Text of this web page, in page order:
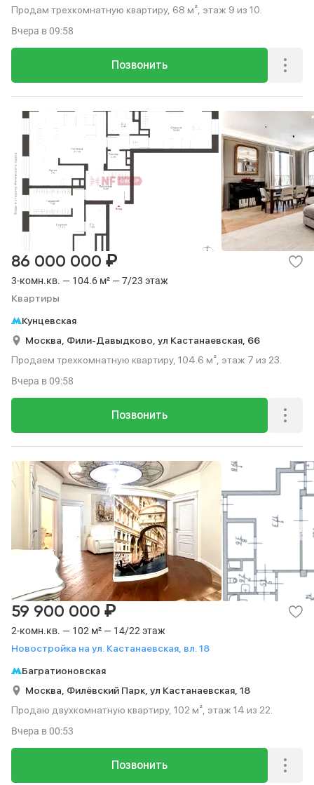
Продам трехкомнатную квартиру, 68 м², этаж 9 из 10.
Позвонить
Вчера в 09:58
3-комн.кв. — 104.6 м² — 7/23 этаж
Квартиры
86 000 000 ₽
Кунцевская
Москва, Фили-Давыдково, ул Кастанаевская, 66
Продаем трехкомнатную квартиру, 104.6 м², этаж 7 из 23.
Позвонить
Вчера в 09:58
2-комн.кв. — 102 м² — 14/22 этаж
Новостройка на ул. Кастанаевская, вл. 18
59 900 000 ₽
Багратионовская
Москва, Филёвский Парк, ул Кастанаевская, 18
Продаю двухкомнатную квартиру, 102 м², этаж 14 из 22.
Позвонить
Вчера в 00:53